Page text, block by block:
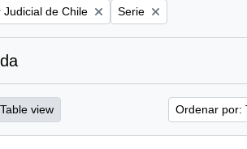
de Chile Remove filter:
Serie
Table view Ordenar por: